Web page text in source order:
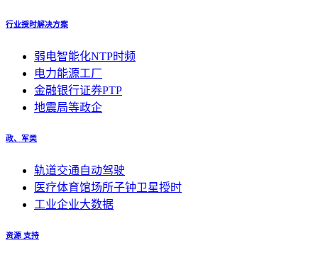
行业授时解决方案
弱电智能化NTP时频
电力能源工厂
金融银行证券PTP
地震局等政企
政、军类
轨道交通自动驾驶
医疗体育馆场所子钟卫星授时
工业企业大数据
资源 支持